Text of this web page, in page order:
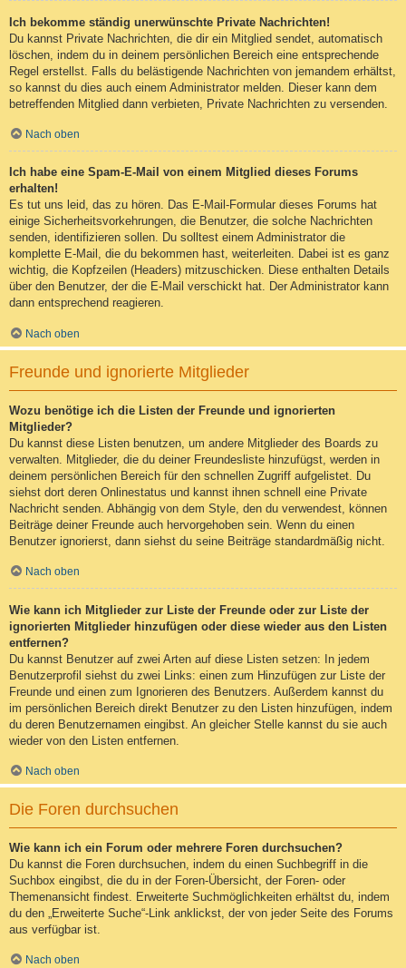
Ich bekomme ständig unerwünschte Private Nachrichten!
Du kannst Private Nachrichten, die dir ein Mitglied sendet, automatisch
löschen, indem du in deinem persönlichen Bereich eine entsprechende
Regel erstellst. Falls du belästigende Nachrichten von jemandem erhältst,
so kannst du dies auch einem Administrator melden. Dieser kann dem
betreffenden Mitglied dann verbieten, Private Nachrichten zu versenden.
Nach oben
Ich habe eine Spam-E-Mail von einem Mitglied dieses Forums
erhalten!
Es tut uns leid, das zu hören. Das E-Mail-Formular dieses Forums hat
einige Sicherheitsvorkehrungen, die Benutzer, die solche Nachrichten
senden, identifizieren sollen. Du solltest einem Administrator die
komplette E-Mail, die du bekommen hast, weiterleiten. Dabei ist es ganz
wichtig, die Kopfzeilen (Headers) mitzuschicken. Diese enthalten Details
über den Benutzer, der die E-Mail verschickt hat. Der Administrator kann
dann entsprechend reagieren.
Nach oben
Freunde und ignorierte Mitglieder
Wozu benötige ich die Listen der Freunde und ignorierten
Mitglieder?
Du kannst diese Listen benutzen, um andere Mitglieder des Boards zu
verwalten. Mitglieder, die du deiner Freundesliste hinzufügst, werden in
deinem persönlichen Bereich für den schnellen Zugriff aufgelistet. Du
siehst dort deren Onlinestatus und kannst ihnen schnell eine Private
Nachricht senden. Abhängig von dem Style, den du verwendest, können
Beiträge deiner Freunde auch hervorgehoben sein. Wenn du einen
Benutzer ignorierst, dann siehst du seine Beiträge standardmäßig nicht.
Nach oben
Wie kann ich Mitglieder zur Liste der Freunde oder zur Liste der
ignorierten Mitglieder hinzufügen oder diese wieder aus den Listen
entfernen?
Du kannst Benutzer auf zwei Arten auf diese Listen setzen: In jedem
Benutzerprofil siehst du zwei Links: einen zum Hinzufügen zur Liste der
Freunde und einen zum Ignorieren des Benutzers. Außerdem kannst du
im persönlichen Bereich direkt Benutzer zu den Listen hinzufügen, indem
du deren Benutzernamen eingibst. An gleicher Stelle kannst du sie auch
wieder von den Listen entfernen.
Nach oben
Die Foren durchsuchen
Wie kann ich ein Forum oder mehrere Foren durchsuchen?
Du kannst die Foren durchsuchen, indem du einen Suchbegriff in die
Suchbox eingibst, die du in der Foren-Übersicht, der Foren- oder
Themenansicht findest. Erweiterte Suchmöglichkeiten erhältst du, indem
du den „Erweiterte Suche“-Link anklickst, der von jeder Seite des Forums
aus verfügbar ist.
Nach oben